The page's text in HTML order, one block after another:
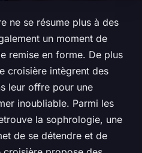
ne se résume plus à des
un moment de
remise en forme. De plus
croisière intègrent des
leur offre pour une
inoubliable. Parmi les
la sophrologie, une
de se détendre et de